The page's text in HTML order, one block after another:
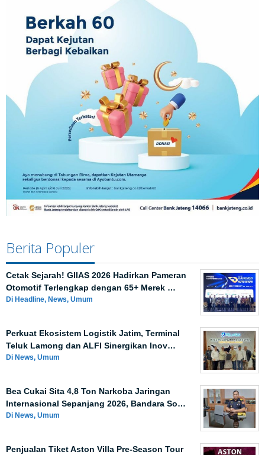
Berita Populer
Cetak Sejarah! GIIAS 2026 Hadirkan Pameran
Otomotif Terlengkap dengan 65+ Merek …
Di Headline, News, Umum
Perkuat Ekosistem Logistik Jatim, Terminal
Teluk Lamong dan ALFI Sinergikan Inov…
Di News, Umum
Bea Cukai Sita 4,8 Ton Narkoba Jaringan
Internasional Sepanjang 2026, Bandara So…
Di News, Umum
Penjualan Tiket Aston Villa Pre-Season Tour